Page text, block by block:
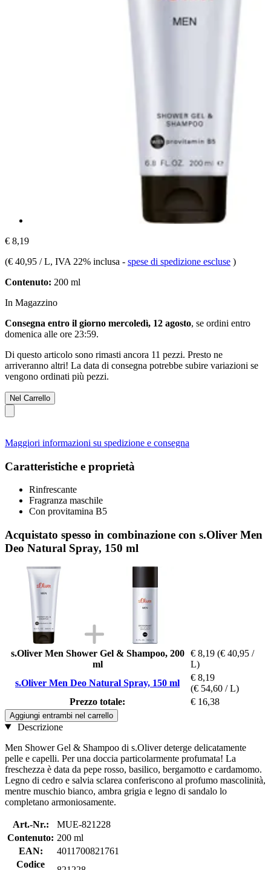
€ 8,19
(€ 40,95 / L, IVA 22% inclusa - spese di spedizione escluse )
Contenuto: 200 ml
In Magazzino
Consegna entro il giorno mercoledì, 12 agosto, se ordini entro
domenica alle ore 23:59.
Di questo articolo sono rimasti ancora 11 pezzi. Presto ne
arriveranno altri! La data di consegna potrebbe subire variazioni se
vengono ordinati più pezzi.
Nel Carrello
Maggiori informazioni su spedizione e consegna
Caratteristiche e proprietà
Rinfrescante
Fragranza maschile
Con provitamina B5
Acquistato spesso in combinazione con s.Oliver Men
Deo Natural Spray, 150 ml
s.Oliver Men Shower Gel & Shampoo, 200
ml
€ 8,19 (€ 40,95 /
L)
s.Oliver Men Deo Natural Spray, 150 ml
€ 8,19
(€ 54,60 / L)
Prezzo totale:
€ 16,38
Aggiungi entrambi nel carrello
Descrizione
Men Shower Gel & Shampoo di s.Oliver deterge delicatamente
pelle e capelli. Per una doccia particolarmente profumata! La
freschezza è data da pepe rosso, basilico, bergamotto e cardamomo.
Legno di cedro e salvia sclarea conferiscono al profumo mascolinità,
mentre muschio bianco, ambra grigia e legno di sandalo lo
completano armoniosamente.
Art.-Nr.:
MUE-821228
Contenuto: 200 ml
EAN:
4011700821761
Codice